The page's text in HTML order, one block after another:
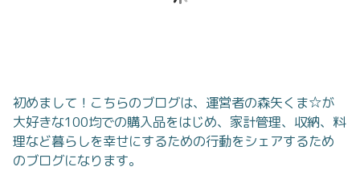
初めまして！こちらのブログは、運営者の森矢くま☆が
大好きな100均での購入品をはじめ、家計管理、収納、料
理など暮らしを幸せにするための行動をシェアするため
のブログになります。